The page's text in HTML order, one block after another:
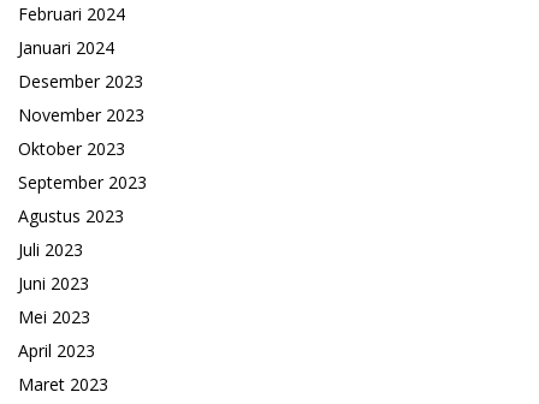
Februari 2024
Januari 2024
Desember 2023
November 2023
Oktober 2023
September 2023
Agustus 2023
Juli 2023
Juni 2023
Mei 2023
April 2023
Maret 2023